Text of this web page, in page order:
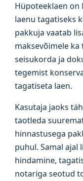
Hüpoteeklaen on
laenu tagatiseks
pakkuja vaatab
maksevõimele
seisukorda ja
tegemist
tagatiseta laen.
Kasutaja jaoks
taotleda
hinnastusega
puhul. Samal ajal
hindamine,
notariga seotud